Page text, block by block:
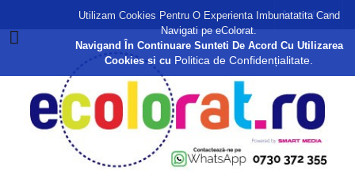
Autentificare
Utilizam Cookies Pentru O Experienta Imbunatatita Cand
Navigati pe eColorat.
Navigand În Continuare Sunteti De Acord Cu Utilizarea
Cookies si cu Politica de Confidențialitate.